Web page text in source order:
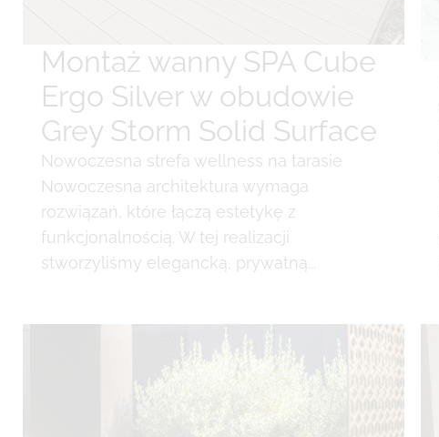
Montaż wanny SPA Cube
Ergo Silver w obudowie
Grey Storm Solid Surface
Nowoczesna strefa wellness na tarasie
Nowoczesna architektura wymaga
rozwiązań, które łączą estetykę z
funkcjonalnością. W tej realizacji
stworzyliśmy elegancką, prywatną...